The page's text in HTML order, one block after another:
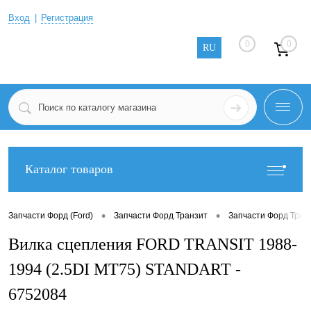
Вход Регистрация
RU 0 0
Каталог товаров
Запчасти Форд (Ford) • Запчасти Форд Транзит • Запчасти Форд
Вилка сцепления FORD TRANSIT 1988-
1994 (2.5DI MT75) STANDART -
6752084